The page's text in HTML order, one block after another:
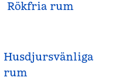
Rökfria rum
Husdjursvänliga
rum